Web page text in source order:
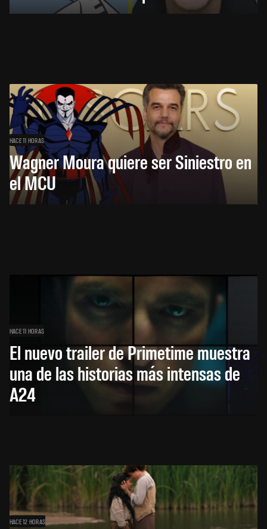
HACE 11 HORAS
Wagner Moura quiere ser Siniestro en
el MCU
HACE 11 HORAS
El nuevo trailer de Primetime muestra
una de las historias más intensas de
A24
HACE 12 HORAS